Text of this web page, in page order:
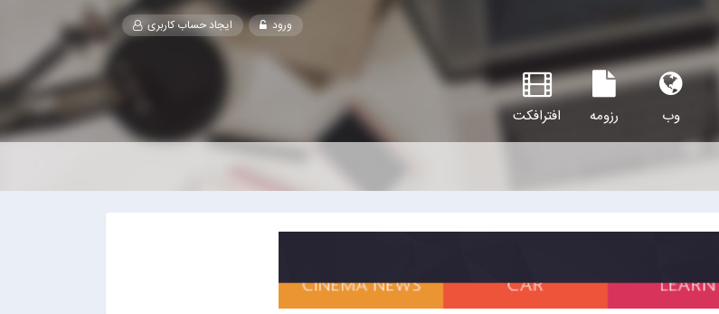
ورود ایجاد حساب کاربری
وب رزومه افترافکت